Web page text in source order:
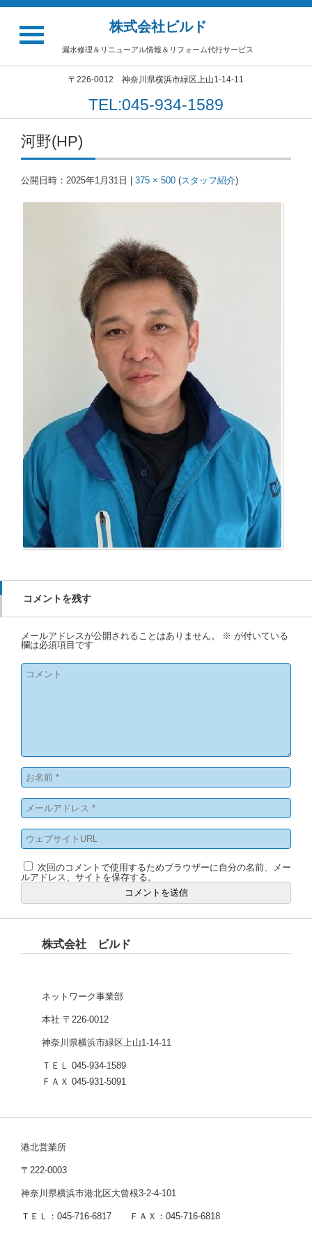
株式会社ビルド
漏水修理＆リニューアル情報＆リフォーム代行サービス
〒226-0012 神奈川県横浜市緑区上山1-14-11
TEL:045-934-1589
河野(HP)
公開日時： 2025年1月31日 375 × 500 (スタッフ紹介)
コメントを残す
メールアドレスが公開されることはありません。 ※ が付いている
欄は必須項目です
次回のコメントで使用するためブラウザーに自分の名前、メー
ルアドレス、サイトを保存する。
株式会社 ビルド
ネットワーク事業部
本社 〒226-0012
神奈川県横浜市緑区上山1-14-11
ＴＥＬ 045-934-1589
ＦＡＸ 045-931-5091
港北営業所
〒222-0003
神奈川県横浜市港北区大曾根3-2-4-101
ＴＥＬ：045-716-6817 ＦＡＸ：045-716-6818